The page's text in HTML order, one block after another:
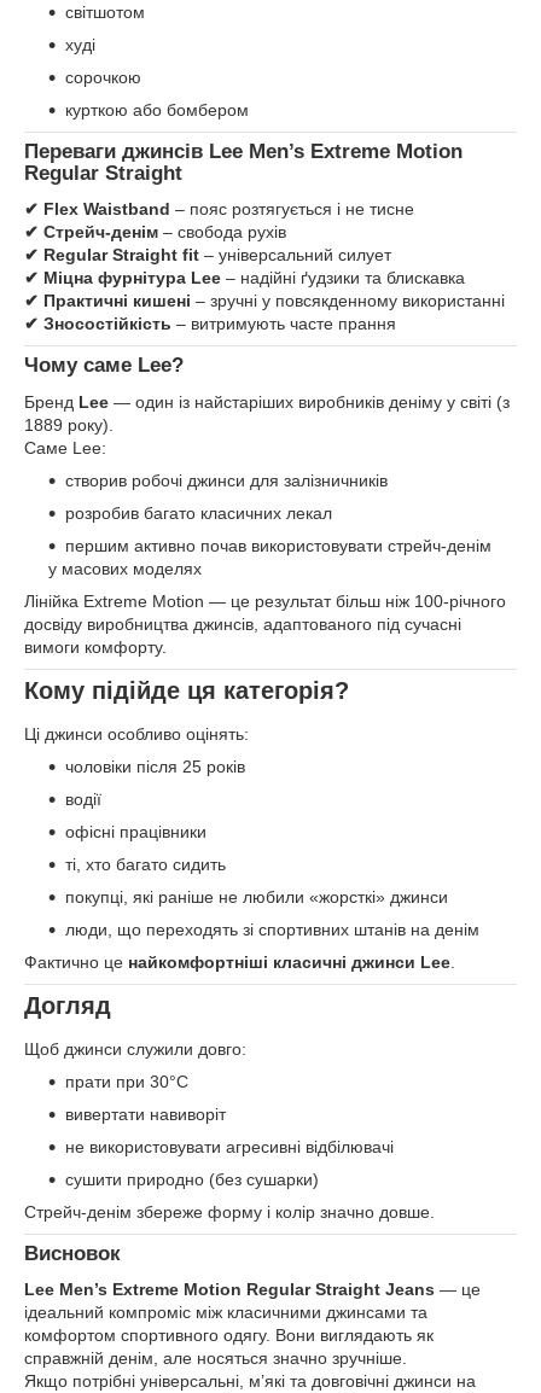
світшотом
худі
сорочкою
курткою або бомбером
Переваги джинсів Lee Men’s Extreme Motion
Regular Straight
✔ Flex Waistband – пояс розтягується і не тисне
✔ Стрейч-денім – свобода рухів
✔ Regular Straight fit – універсальний силует
✔ Міцна фурнітура Lee – надійні ґудзики та блискавка
✔ Практичні кишені – зручні у повсякденному використанні
✔ Зносостійкість – витримують часте прання
Чому саме Lee?
Бренд Lee — один із найстаріших виробників деніму у світі (з
1889 року).
Саме Lee:
створив робочі джинси для залізничників
розробив багато класичних лекал
першим активно почав використовувати стрейч-денім
у масових моделях
Лінійка Extreme Motion — це результат більш ніж 100-річного
досвіду виробництва джинсів, адаптованого під сучасні
вимоги комфорту.
Кому підійде ця категорія?
Ці джинси особливо оцінять:
чоловіки після 25 років
водії
офісні працівники
ті, хто багато сидить
покупці, які раніше не любили «жорсткі» джинси
люди, що переходять зі спортивних штанів на денім
Фактично це найкомфортніші класичні джинси Lee
Догляд
Щоб джинси служили довго:
прати при 30°C
вивертати навиворіт
не використовувати агресивні відбілювачі
сушити природно (без сушарки)
Стрейч-денім збереже форму і колір значно довше.
Висновок
Lee Men’s Extreme Motion Regular Straight Jeans — це
ідеальний компроміс між класичними джинсами та
комфортом спортивного одягу. Вони виглядають як
справжній денім, але носяться значно зручніше.
Якщо потрібні універсальні, м’які та довговічні джинси на